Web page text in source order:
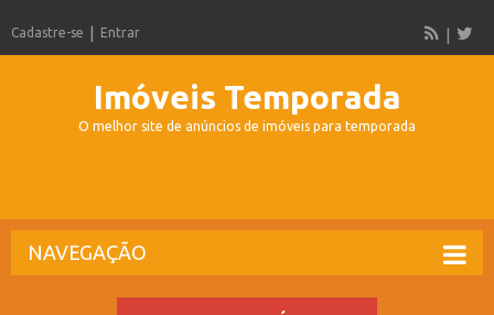
Cadastre-se Entrar
Imóveis Temporada
O melhor site de anúncios de imóveis para temporada
NAVEGAÇÃO